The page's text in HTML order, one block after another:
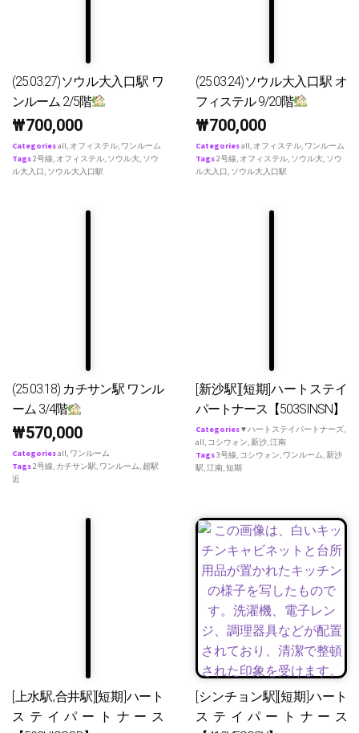
(25.03.27)ソウル大入口駅 ワ
ンルーム 2/5階
₩700,000
Categoriesall, オフィステル, ワンルーム
Tags2号線, オフィステル, ソウル大, ソウ
ル大入口, ソウル大入口駅
(25.03.24)ソウル大入口駅 オ
フィステル 9/20階
₩700,000
Categoriesall, オフィステル, ワンルーム
Tags2号線, オフィステル, ソウル大, ソウ
ル大入口, ソウル大入口駅
(25.03.18) カチサン駅 ワンル
ーム 3/4階
₩570,000
Categoriesall, ワンルーム
Tags2号線, カチサン駅, ワンルーム, 超駅
近
[新沙駅][短期]ハートステイ
パートナース【503SINSN】
Categories♥ ハートステイパートナーズ,
all, コシウォン,新沙,江南
Tags3号線, コシウォン, ワンルーム,新沙
駅,江南,短期
[上水駅,合井駅][短期]ハート
ステイパートナース
[シンチョン駅][短期]ハート
ステイパートナース